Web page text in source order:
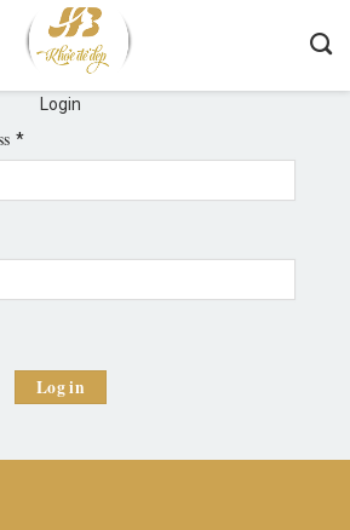
Login
*
Log in